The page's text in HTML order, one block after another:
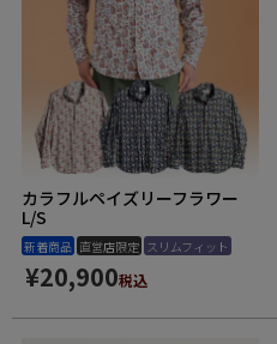
カラフルペイズリーフラワー
L/S
新着商品 直営店限定 スリムフィット
¥20,900税込